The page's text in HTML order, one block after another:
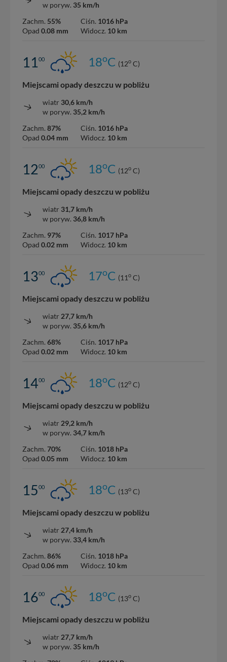
w poryw. 35 km/h
Zachm. 55%
Opad 0.08 mm
Ciśn. 1016 hPa
Widocz. 10 km
1100 18oC (12o C)
Miejscami opady deszczu w pobliżu
wiatr 30,6 km/h
w poryw. 35,2 km/h
Zachm. 87%
Opad 0.04 mm
Ciśn. 1016 hPa
Widocz. 10 km
1200 18oC (12o C)
Miejscami opady deszczu w pobliżu
wiatr 31,7 km/h
w poryw. 36,8 km/h
Zachm. 97%
Opad 0.02 mm
Ciśn. 1017 hPa
Widocz. 10 km
1300 17oC (11o C)
Miejscami opady deszczu w pobliżu
wiatr 27,7 km/h
w poryw. 35,6 km/h
Zachm. 68%
Opad 0.02 mm
Ciśn. 1017 hPa
Widocz. 10 km
1400 18oC (12o C)
Miejscami opady deszczu w pobliżu
wiatr 29,2 km/h
w poryw. 34,7 km/h
Zachm. 70%
Opad 0.05 mm
Ciśn. 1018 hPa
Widocz. 10 km
1500 18oC (13o C)
Miejscami opady deszczu w pobliżu
wiatr 27,4 km/h
w poryw. 33,4 km/h
Zachm. 86%
Opad 0.06 mm
Ciśn. 1018 hPa
Widocz. 10 km
1600 18oC (13o C)
Miejscami opady deszczu w pobliżu
wiatr 27,7 km/h
w poryw. 35 km/h